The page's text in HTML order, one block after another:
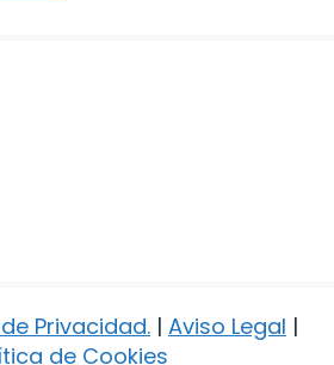
Privacidad. | Aviso Legal |
de Cookies